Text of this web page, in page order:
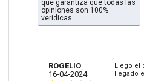
que garantiza que todas las
opiniones son 100%
veridicas.
ROGELIO
16-04-2024
Llego el
llegado